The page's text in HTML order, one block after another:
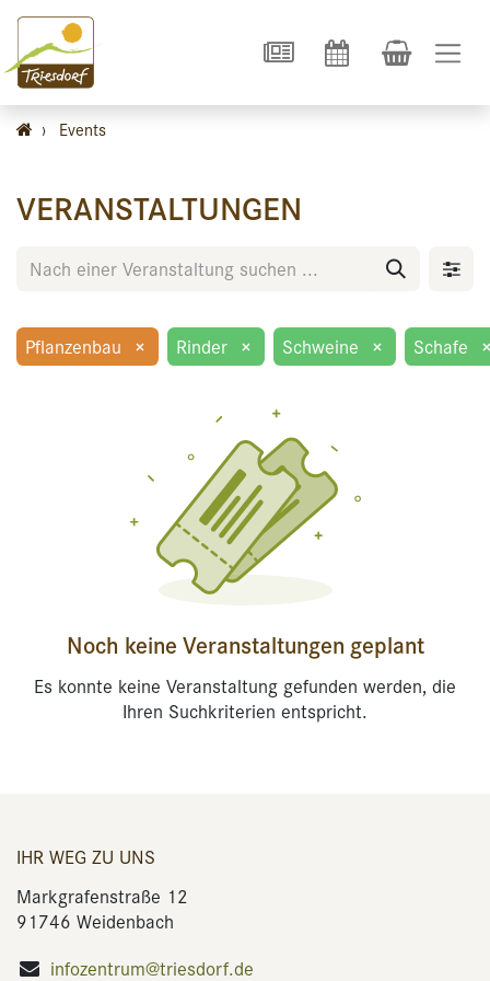
› Events
VERANSTALTUNGEN
Pflanzenbau × Rinder × Schweine × Schafe
Noch keine Veranstaltungen geplant
Es konnte keine Veranstaltung gefunden werden, die
Ihren Suchkriterien entspricht.
IHR WEG ZU UNS
Markgrafenstraße 12
91746 Weidenbach
infozentrum@triesdorf.de